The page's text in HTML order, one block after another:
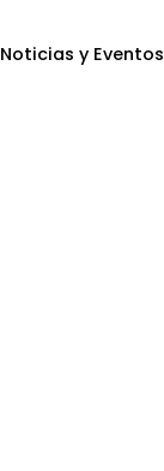
Noticias y Eventos